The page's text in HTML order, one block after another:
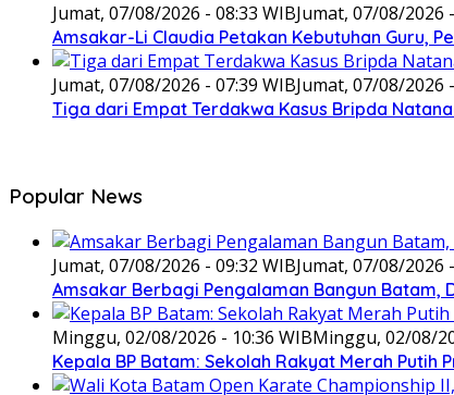
Jumat, 07/08/2026 - 08:33 WIBJumat, 07/08/2026
Amsakar-Li Claudia Petakan Kebutuhan Guru,
Jumat, 07/08/2026 - 07:39 WIBJumat, 07/08/2026
Tiga dari Empat Terdakwa Kasus Bripda
Popular News
Jumat, 07/08/2026 - 09:32 WIBJumat, 07/08/2026
Amsakar Berbagi Pengalaman Bangun Batam,
Minggu, 02/08/2026 - 10:36 WIBMinggu, 02/08/
Kepala BP Batam: Sekolah Rakyat Merah